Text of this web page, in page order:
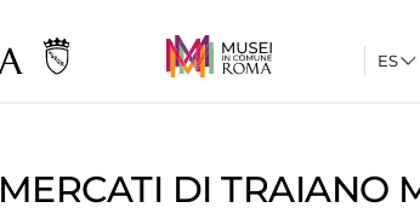
MERCATI DI TRAIANO